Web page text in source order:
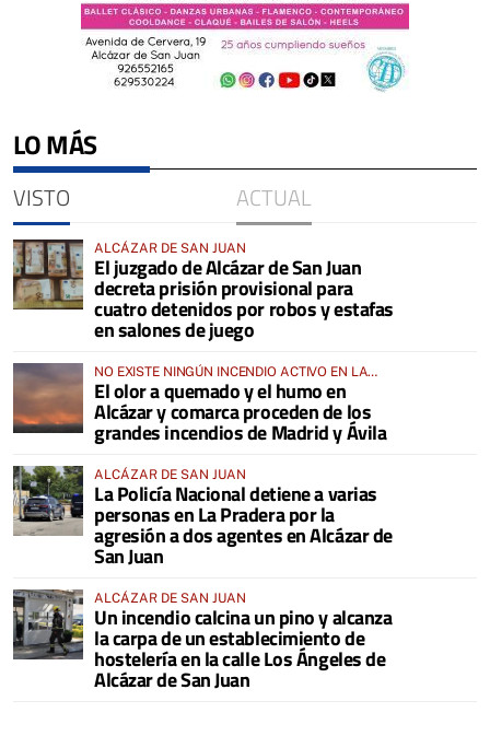
LO MÁS
VISTO ACTUAL
ALCÁZAR DE SAN JUAN
El juzgado de Alcázar de San Juan
decreta prisión provisional para
cuatro detenidos por robos y estafas
en salones de juego
NO EXISTE NINGÚN INCENDIO ACTIVO EN LA
COMARCA
El olor a quemado y el humo en
Alcázar y comarca proceden de los
grandes incendios de Madrid y Ávila
ALCÁZAR DE SAN JUAN
La Policía Nacional detiene a varias
personas en La Pradera por la
agresión a dos agentes en Alcázar de
San Juan
ALCÁZAR DE SAN JUAN
Un incendio calcina un pino y alcanza
la carpa de un establecimiento de
hostelería en la calle Los Ángeles de
Alcázar de San Juan